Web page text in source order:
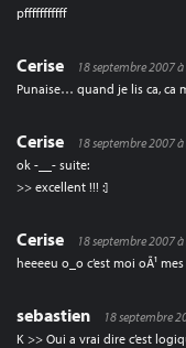
pfffffffffff
Cerise
18 septembre 2007
Punaise… quand je lis ca, ca
Cerise
18 septembre 2007
ok -__- suite:
>> excellent !!! :]
Cerise
18 septembre 2007
heeeeu o_o c’est moi oÃ¹
sebastien
18 septembre
K >> Oui a vrai dire c’est